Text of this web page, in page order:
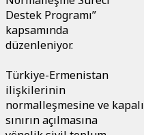
Destek Programı”
kapsamında
düzenleniyor.
Türkiye-Ermenistan
ilişkilerinin
normalleşmesine ve kapalı
sınırın açılmasına